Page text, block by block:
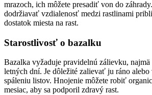
mrazoch, ich môžete presadiť von do
dodržiavať vzdialenosť medzi rastlinami
dostatok miesta na rast.
Starostlivosť o bazalku
Bazalka vyžaduje pravidelnú zálievku, najmä
letných dní. Je dôležité zalievať ju ráno alebo
spáleniu listov. Hnojenie môžete robiť
mesiac, aby sa podporil zdravý rast.